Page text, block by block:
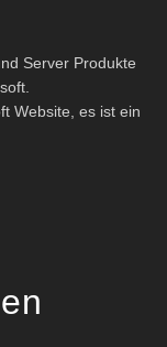
Server Produkte
Website, es ist ein